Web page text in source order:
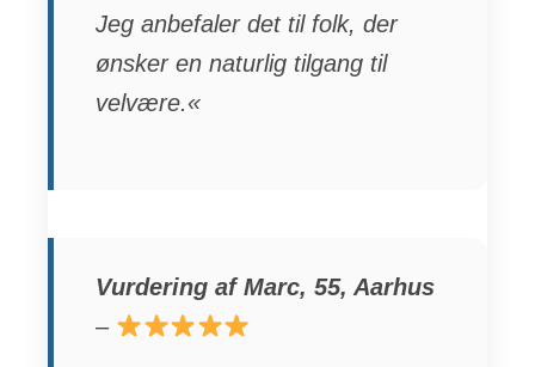
Jeg anbefaler det til folk, der
ønsker en naturlig tilgang til
velvære.«
Vurdering af Marc, 55, Aarhus
–